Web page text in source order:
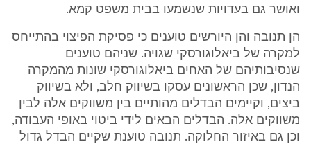
ואושר גם בעדויות שנשמעו בבית משפט קמא.
הן תנובה והן היורשים טוענים כי פסיקת הפיצוי בהתייחס
למקרה של ביאלוגורסקי שגויה. שניהם טוענים
שנסיבותיהם של האחים ביאלוגורסקי שונות מהמקרה
הנדון, שכן הראשונים עסקו בשיווק חלב, ולא בשיווק
ביצים, וקיימים הבדלים מהותיים בין משווקים אלה לבין
משווקים אלה. הבדלים הבאים לידי ביטוי באופי העבודה,
וכן גם באיזור החלוקה. תנובה טוענת שקיים הבדל גדול